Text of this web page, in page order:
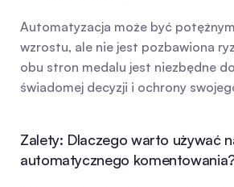
Automatyzacja może być
wzrostu, ale nie jest pozbawiona
obu stron medalu jest niezbędne
świadomej decyzji i ochrony
Zalety: Dlaczego warto używać
automatycznego